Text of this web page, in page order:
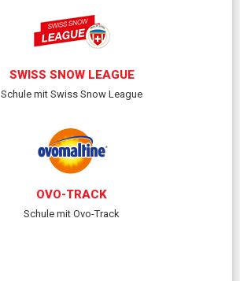
SWISS SNOW LEAGUE
Schule mit Swiss Snow League
OVO-TRACK
Schule mit Ovo-Track